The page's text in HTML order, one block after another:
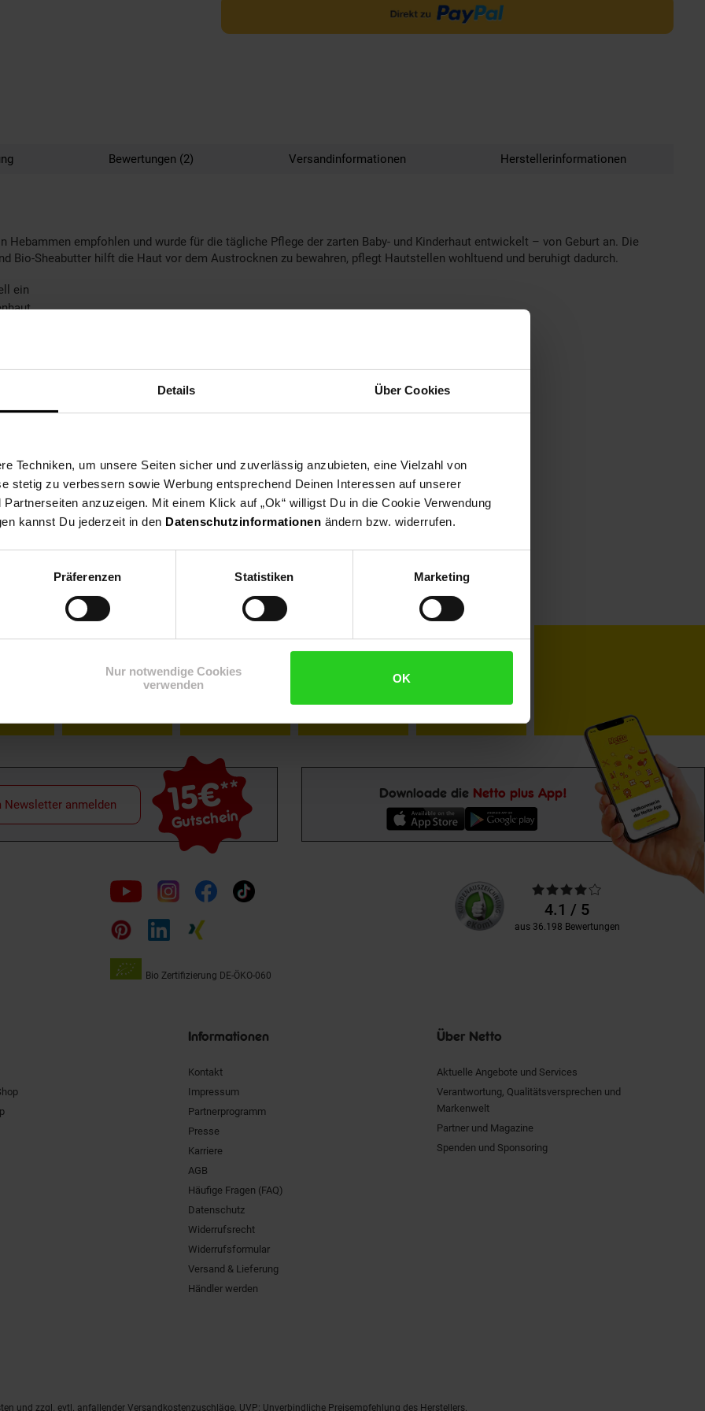
Details Über Cookies
Techniken, um unsere Seiten sicher und zuverlässig anzubieten, eine Vielzahl von
stetig zu verbessern sowie Werbung entsprechend Deinen Interessen auf unserer
anzuzeigen. Mit einem Klick auf „Ok“ willigst Du in die Cookie Verwendung
kannst Du jederzeit in den Datenschutzinformationen ändern bzw. widerrufen.
Präferenzen Statistiken Marketing
Nur notwendige Cookies
verwenden
OK
Bewertungen (2) Versandinformationen Herstellerinformationen
Hebammen empfohlen und wurde für die tägliche Pflege der zarten Baby- und Kinderhaut entwickelt – von Geburt an. Die
Bio-Sheabutter hilft die Haut vor dem Austrocknen zu bewahren, pflegt Hautstellen wohltuend und beruhigt dadurch.
ein
Weinwelt Rezeptwelt NettoKOM Karriere
15€**
Gutschein
Newsletter anmelden
Downloade die Netto plus App!
Folge
uns
auf
Bio Zertifizierung DE-ÖKO-060
Unsere
Kundenbewertungen
Durchschnittliche
Bewertungen4.1 / 5
aus 36.198 Bewertungen
Informationen
Kontakt
Impressum
Partnerprogramm
Presse
Karriere
AGB
Häufige Fragen (FAQ)
Datenschutz
Widerrufsrecht
Widerrufsformular
Versand & Lieferung
Händler werden
Über Netto
Aktuelle Angebote und Services
Verantwortung, Qualitätsversprechen und
Markenwelt
Partner und Magazine
Spenden und Sponsoring
und zzgl. evtl. anfallender Versandkostenzuschläge. UVP: Unverbindliche Preisempfehlung des Herstellers.